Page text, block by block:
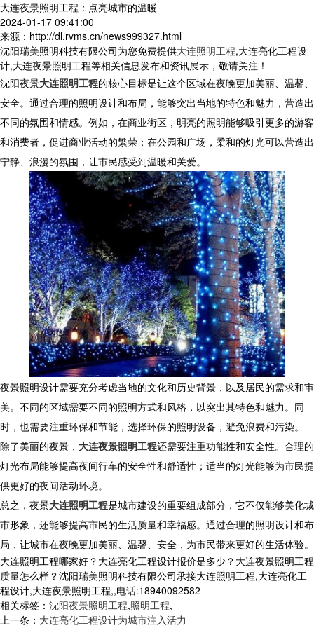
大连夜景照明工程：点亮城市的温暖
2024-01-17 09:41:00
来源：http://dl.rvms.cn/news999327.html
沈阳瑞美照明科技有限公司为您免费提供大连照明工程,大连亮化工程设
计,大连夜景照明工程等相关信息发布和资讯展示，敬请关注！
沈阳夜景大连照明工程的核心目标是让这个区域在夜晚更加美丽、温馨、
安全。通过合理的照明设计和布局，能够突出当地的特色和魅力，营造出
不同的氛围和情感。例如，在商业街区，明亮的照明能够吸引更多的游客
和消费者，促进商业活动的繁荣；在公园和广场，柔和的灯光可以营造出
宁静、浪漫的氛围，让市民感受到温暖和关爱。
夜景照明设计需要充分考虑当地的文化和历史背景，以及居民的需求和审
美。不同的区域需要不同的照明方式和风格，以突出其特色和魅力。同
时，也需要注重环保和节能，选择环保的照明设备，避免浪费和污染。
除了美丽的夜景， 大连夜景照明工程还需要注重功能性和安全性。合理的
灯光布局能够提高夜间行车的安全性和舒适性；适当的灯光能够为市民提
供更好的夜间活动环境。
总之，夜景大连照明工程是城市建设的重要组成部分，它不仅能够美化城
市形象，还能够提高市民的生活质量和幸福感。通过合理的照明设计和布
局，让城市在夜晚更加美丽、温馨、安全，为市民带来更好的生活体验。
大连照明工程哪家好？大连亮化工程设计报价是多少？大连夜景照明工程
质量怎么样？沈阳瑞美照明科技有限公司承接大连照明工程,大连亮化工
程设计,大连夜景照明工程,,电话:18940092582
相关标签： 沈阳夜景照明工程,照明工程,
上一条： 大连亮化工程设计为城市注入活力